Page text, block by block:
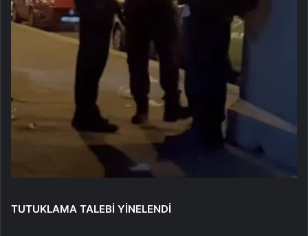
TUTUKLAMA TALEBİ YİNELENDİ